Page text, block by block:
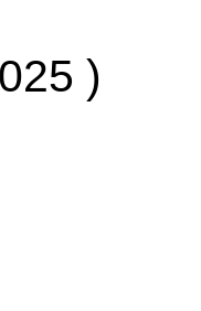
)